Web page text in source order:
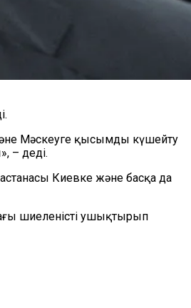
Мәскеуге қысымды күшейту
– деді.
Киевке және басқа да
шиеленісті ушықтырып